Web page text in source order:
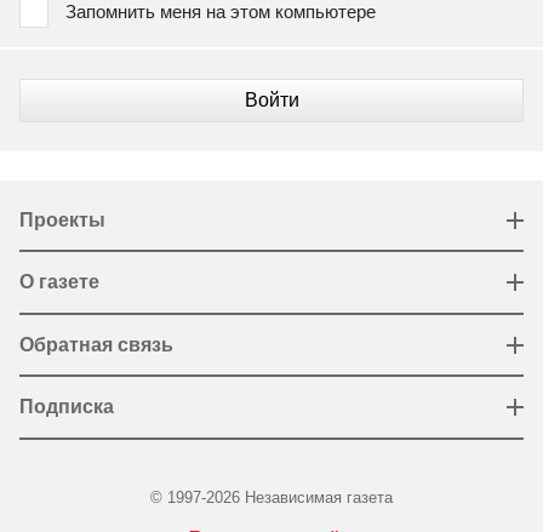
Запомнить меня на этом компьютере
Войти
Проекты
О газете
Обратная связь
Подписка
© 1997-2026 Независимая газета